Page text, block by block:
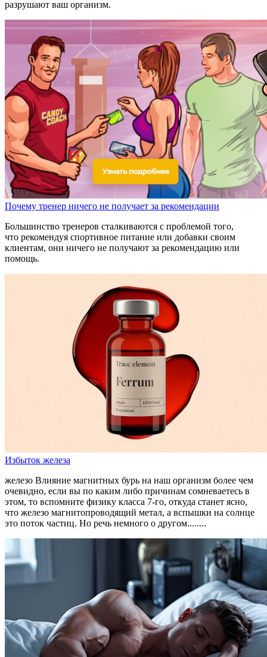
разрушают ваш организм.
Почему тренер ничего не получает за рекомендации
Большинство тренеров сталкиваются с проблемой того,
что рекомендуя спортивное питание или добавки своим
клиентам, они ничего не получают за рекомендацию или
помощь.
Избыток железа
железо Влияние магнитных бурь на наш организм более чем
очевидно, если вы по каким либо причинам сомневаетесь в
этом, то вспомните физику класса 7‑го, откуда станет ясно,
что железо магнитопроводящий метал, а вспышки на солнце
это поток частиц. Но речь немного о другом........